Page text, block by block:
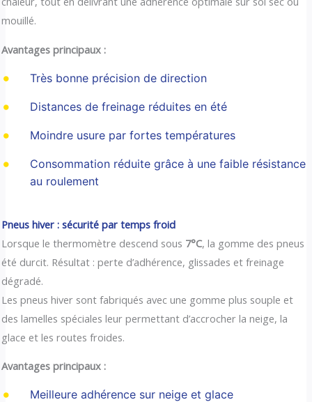
mouillé.
Avantages principaux :
Très bonne précision de direction
Distances de freinage réduites en été
Moindre usure par fortes températures
Consommation réduite grâce à une faible résistance
au roulement
Pneus hiver : sécurité par temps froid
Lorsque le thermomètre descend sous 7°C, la gomme des pneus
été durcit. Résultat : perte d’adhérence, glissades et freinage
dégradé.
Les pneus hiver sont fabriqués avec une gomme plus souple et
des lamelles spéciales leur permettant d’accrocher la neige, la
glace et les routes froides.
Avantages principaux :
Meilleure adhérence sur neige et glace